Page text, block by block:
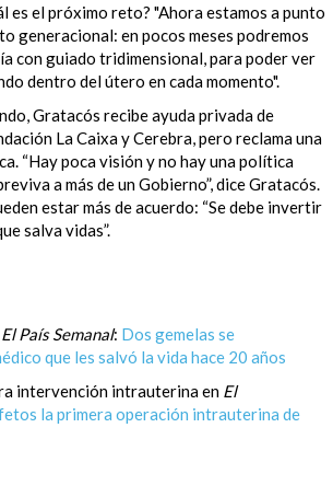
es el próximo reto? "Ahora estamos a punto
generacional: en pocos meses podremos
con guiado tridimensional, para poder ver
dentro del útero en cada momento".
Gratacós recibe ayuda privada de
La Caixa y Cerebra, pero reclama una
“Hay poca visión y no hay una política
a más de un Gobierno”, dice Gratacós.
estar más de acuerdo: “Se debe invertir
salva vidas”.
El País Semanal: Dos gemelas se
que les salvó la vida hace 20 años
intervención intrauterina en El
la primera operación intrauterina de